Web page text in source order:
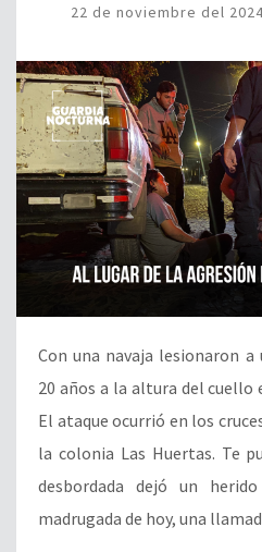
22 de noviembre del
Con una navaja lesionaron a
20 años a la altura del cuello
El ataque ocurrió en los
la colonia Las Huertas. Te
desbordada dejó un
madrugada de hoy, una